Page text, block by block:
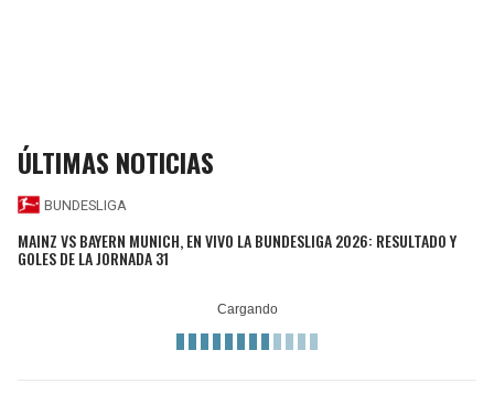
ÚLTIMAS NOTICIAS
BUNDESLIGA
MAINZ VS BAYERN MUNICH, EN VIVO LA BUNDESLIGA 2026: RESULTADO Y
GOLES DE LA JORNADA 31